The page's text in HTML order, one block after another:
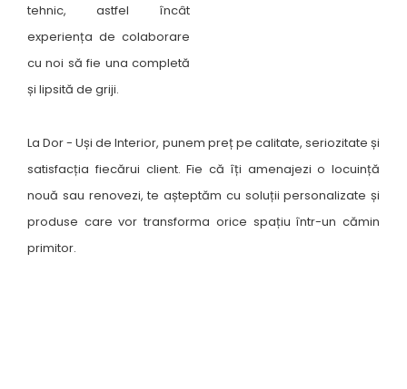
tehnic, astfel încât
experiența de colaborare
cu noi să fie una completă
și lipsită de griji.
La Dor - Uși de Interior, punem preț pe calitate, seriozitate și
satisfacția fiecărui client. Fie că îți amenajezi o locuință
nouă sau renovezi, te așteptăm cu soluții personalizate și
produse care vor transforma orice spațiu într-un cămin
primitor.